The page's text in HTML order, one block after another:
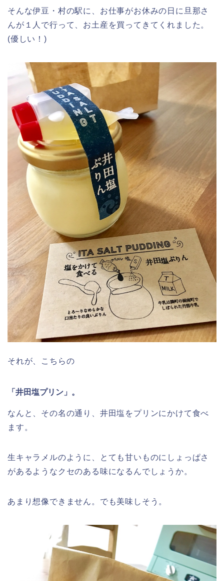
そんな伊豆・村の駅に、お仕事がお休みの日に旦那さ
んが１人で行って、お土産を買ってきてくれました。
(優しい！)
それが、こちらの
「井田塩プリン」。
なんと、その名の通り、井田塩をプリンにかけて食べ
ます。
生キャラメルのように、とても甘いものにしょっぱさ
があるようなクセのある味になるんでしょうか。
あまり想像できません。でも美味しそう。